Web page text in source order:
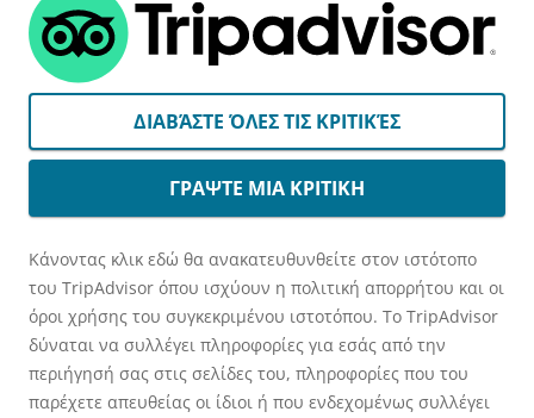
ΔΙΑΒΆΣΤΕ ΌΛΕΣ ΤΙΣ ΚΡΙΤΙΚΈΣ
ΓΡΑΨΤΕ ΜΙΑ ΚΡΙΤΙΚΗ
Κάνοντας κλικ εδώ θα ανακατευθυνθείτε στον ιστότοπο
του TripAdvisor όπου ισχύουν η πολιτική απορρήτου και οι
όροι χρήσης του συγκεκριμένου ιστοτόπου. Το TripAdvisor
δύναται να συλλέγει πληροφορίες για εσάς από την
περιήγησή σας στις σελίδες του, πληροφορίες που του
παρέχετε απευθείας οι ίδιοι ή που ενδεχομένως συλλέγει